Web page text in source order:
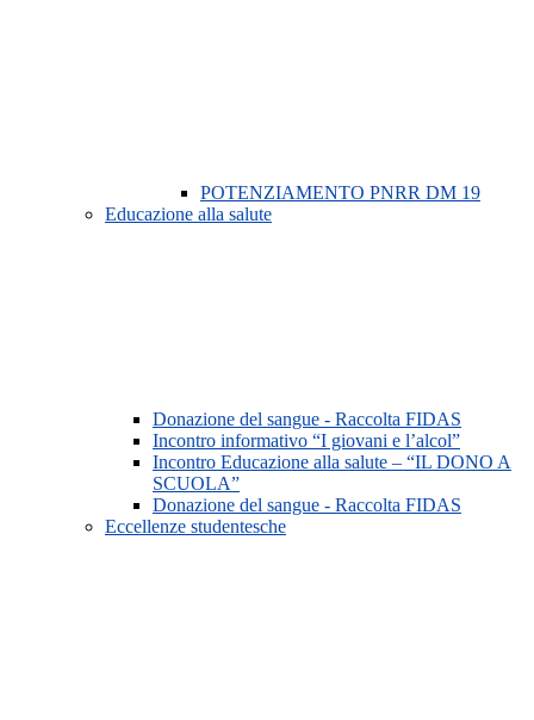
POTENZIAMENTO PNRR DM 19
Educazione alla salute
Donazione del sangue - Raccolta FIDAS
Incontro informativo “I giovani e l’alcol”
Incontro Educazione alla salute – “IL DONO A
SCUOLA”
Donazione del sangue - Raccolta FIDAS
Eccellenze studentesche